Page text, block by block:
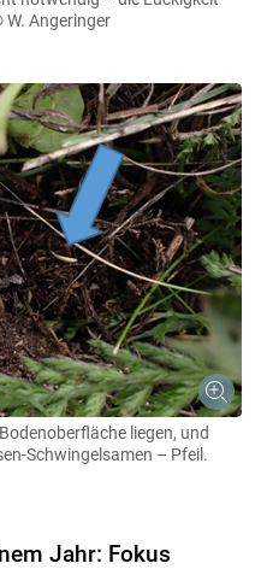
W. Angeringer
liegen, und
Schwingelsamen – Pfeil.
Jahr: Fokus